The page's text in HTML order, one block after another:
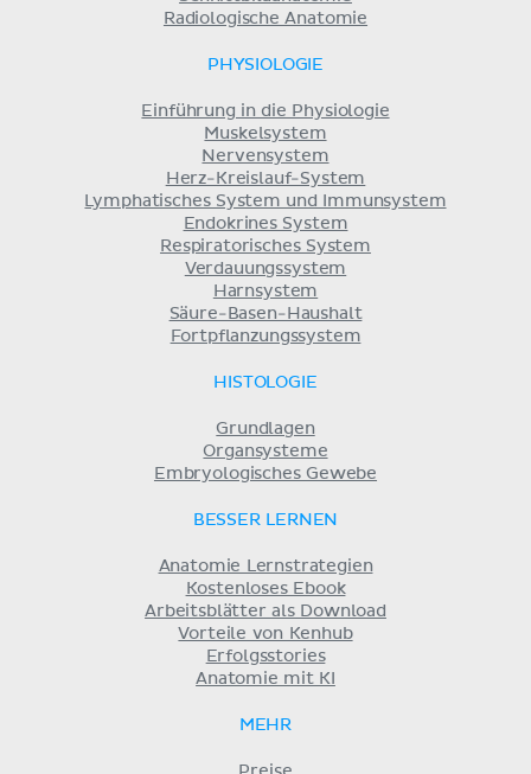
Radiologische Anatomie
PHYSIOLOGIE
Einführung in die Physiologie
Muskelsystem
Nervensystem
Herz-Kreislauf-System
Lymphatisches System und Immunsystem
Endokrines System
Respiratorisches System
Verdauungssystem
Harnsystem
Säure-Basen-Haushalt
Fortpflanzungssystem
HISTOLOGIE
Grundlagen
Organsysteme
Embryologisches Gewebe
BESSER LERNEN
Anatomie Lernstrategien
Kostenloses Ebook
Arbeitsblätter als Download
Vorteile von Kenhub
Erfolgsstories
Anatomie mit KI
MEHR